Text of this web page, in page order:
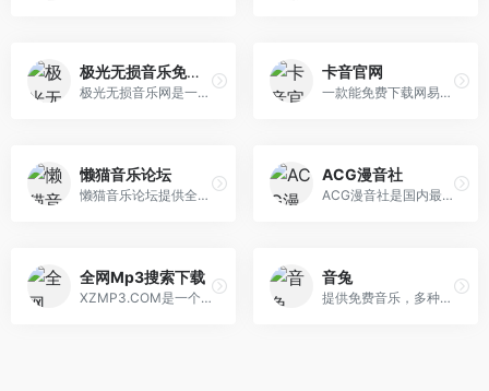
极光无损音乐免费下载
极光无损音乐网是一个无损音乐下载，mp3音乐免费下载,mp3音乐免费音乐下载的网站,抖音热门音乐下载，为广大爱好音乐者提供免费音乐素材交流分享的平台。
卡音官网
一款能免费下载网易云、QQ音乐、咪咕音乐、酷我音乐VIP/付费歌曲,支持无损音质,页面UI简洁的音乐软件。
懒猫音乐论坛
懒猫音乐论坛提供全网最新最全无损音乐下载，涵盖CD包音乐论坛、完美汽车音乐论坛、思清、吾爱、醉音、麦田、炫音音乐论坛等所有VIP音乐资源下载论坛！
ACG漫音社
ACG漫音社是国内最新最全的动漫音乐下载网站，免费提供ACG动漫歌曲在线试听、ACG动漫无损音乐下载等服务，满足您的全方位的听歌需求。一切ACG动漫音乐下载尽 在ACG漫音社!
全网Mp3搜索下载
XZMP3.COM是一个免费提供音乐MP3下载的网站，专注于MP3音乐下载、Flac音乐等各类高品质无损音乐的免费下载,致力于做国内最好的免费无损音乐下载网站。
音兔
提供免费音乐，多种高清格式无损音乐。主要以SACD无损音乐，DSD无损音乐和Hires无损音乐为主。高速使用多种方式，避免使用网盘。是一个不可多得的免费音乐网 站。让无损更上一个逼格。 音兔 - 无损音乐下载